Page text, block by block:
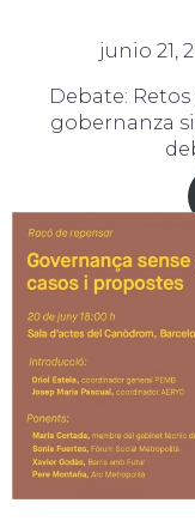
junio 21,
Debate:
gobernanza